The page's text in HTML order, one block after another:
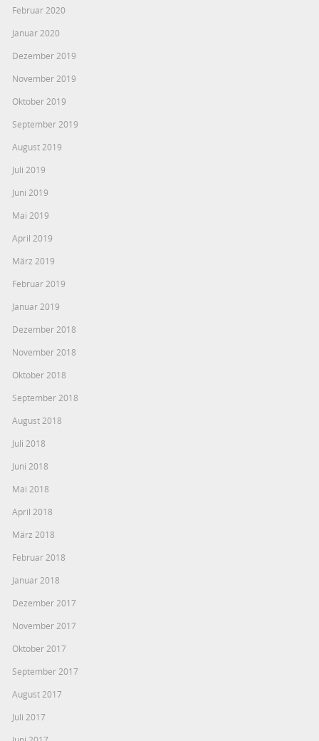
Februar 2020
Januar 2020
Dezember 2019
November 2019
Oktober 2019
September 2019
August 2019
Juli 2019
Juni 2019
Mai 2019
April 2019
März 2019
Februar 2019
Januar 2019
Dezember 2018
November 2018
Oktober 2018
September 2018
August 2018
Juli 2018
Juni 2018
Mai 2018
April 2018
März 2018
Februar 2018
Januar 2018
Dezember 2017
November 2017
Oktober 2017
September 2017
August 2017
Juli 2017